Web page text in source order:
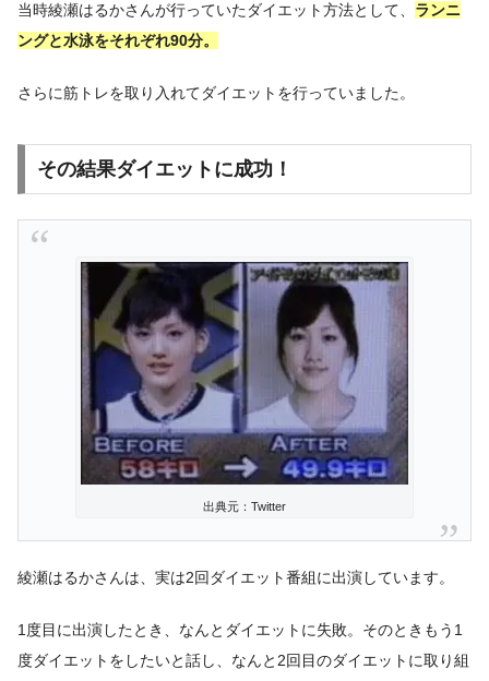
当時綾瀬はるかさんが行っていたダイエット方法として、 ランニ
ングと水泳をそれぞれ90分。
さらに筋トレを取り入れてダイエットを行っていました。
その結果ダイエットに成功！
出典元：Twitter
綾瀬はるかさんは、実は2回ダイエット番組に出演しています。
1度目に出演したとき、なんとダイエットに失敗。そのときもう1
度ダイエットをしたいと話し、なんと2回目のダイエットに取り組